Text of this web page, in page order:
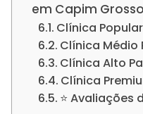
em Capim Grosso
Clínica Popular
Clínica Médio
Clínica Alto
Clínica
⭐ Avaliações